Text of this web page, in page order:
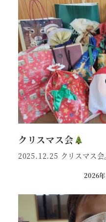
クリスマス会
2025.12.25 クリスマス会
投稿日
2026